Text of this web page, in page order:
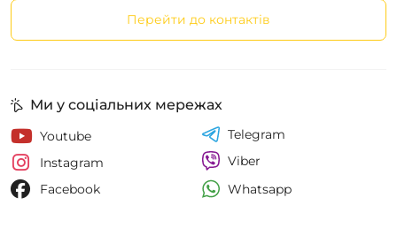
Перейти до контактів
Ми у соціальних мережах
Youtube
Instagram
Facebook
Telegram
Viber
Whatsapp